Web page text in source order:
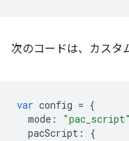
次のコードは、カスタ
var config = {
mode : "pac_script"
pacScript :
{